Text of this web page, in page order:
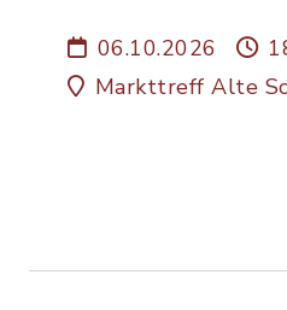
06.10.2026
Markttreff Alte